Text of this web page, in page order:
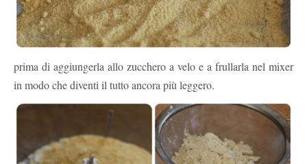
prima di aggiungerla allo zucchero a velo e a frullarla nel mixer
in modo che diventi il tutto ancora più leggero.